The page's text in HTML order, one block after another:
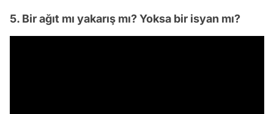
5. Bir ağıt mı yakarış mı? Yoksa bir isyan mı?